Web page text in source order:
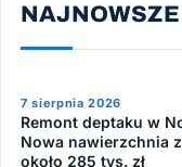
NAJNOWSZE
7 sierpnia 2026
Remont deptaku w
Nowa nawierzchnia
około 285 tys. zł